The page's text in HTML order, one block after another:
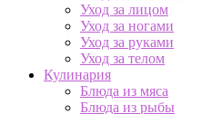
Уход за лицом
Уход за ногами
Уход за руками
Уход за телом
Кулинария
Блюда из мяса
Блюда из рыбы